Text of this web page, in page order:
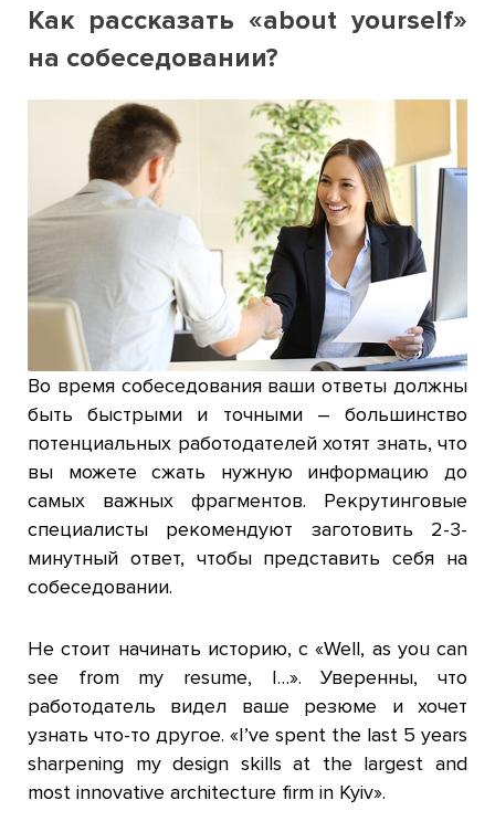
Как рассказать «about yourself»
на собеседовании?
Во время собеседования ваши ответы должны
быть быстрыми и точными – большинство
потенциальных работодателей хотят знать, что
вы можете сжать нужную информацию до
самых важных фрагментов. Рекрутинговые
специалисты рекомендуют заготовить 2-3-
минутный ответ, чтобы представить себя на
собеседовании.
Не стоит начинать историю, с «Well, as you can
see from my resume, I…». Уверенны, что
работодатель видел ваше резюме и хочет
узнать что-то другое. «I’ve spent the last 5 years
sharpening my design skills at the largest and
most innovative architecture firm in Kyiv».